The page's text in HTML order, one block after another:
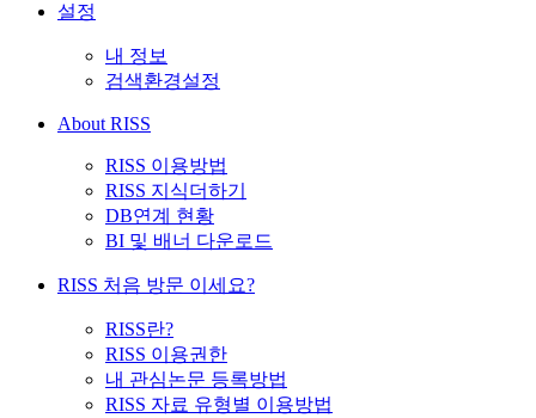
설정
내 정보
검색환경설정
About RISS
RISS 이용방법
RISS 지식더하기
DB연계 현황
BI 및 배너 다운로드
RISS 처음 방문 이세요?
RISS란?
RISS 이용권한
내 관심논문 등록방법
RISS 자료 유형별 이용방법